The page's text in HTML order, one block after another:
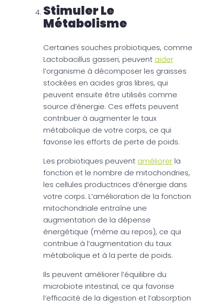
Stimuler Le
Métabolisme
Certaines souches probiotiques, comme
Lactobacillus gasseri, peuvent aider
l’organisme à décomposer les graisses
stockées en acides gras libres, qui
peuvent ensuite être utilisés comme
source d’énergie. Ces effets peuvent
contribuer à augmenter le taux
métabolique de votre corps, ce qui
favorise les efforts de perte de poids.
Les probiotiques peuvent améliorerla
fonction et le nombre de mitochondries,
les cellules productrices d’énergie dans
votre corps. L’amélioration de la fonction
mitochondriale entraîne une
augmentation de la dépense
énergétique (même au repos), ce qui
contribue à l’augmentation du taux
métabolique et à la perte de poids.
Ils peuvent améliorer l’équilibre du
microbiote intestinal, ce qui favorise
l’efficacité de la digestion et l’absorption